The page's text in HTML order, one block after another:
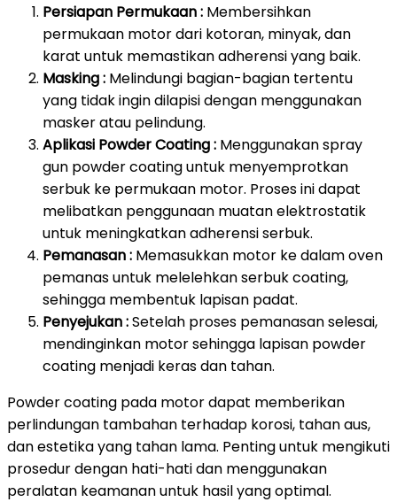
Persiapan Permukaan : Membersihkan
permukaan motor dari kotoran, minyak, dan
karat untuk memastikan adherensi yang baik.
Masking : Melindungi bagian-bagian tertentu
yang tidak ingin dilapisi dengan menggunakan
masker atau pelindung.
Aplikasi Powder Coating : Menggunakan spray
gun powder coating untuk menyemprotkan
serbuk ke permukaan motor. Proses ini dapat
melibatkan penggunaan muatan elektrostatik
untuk meningkatkan adherensi serbuk.
Pemanasan : Memasukkan motor ke dalam oven
pemanas untuk melelehkan serbuk coating,
sehingga membentuk lapisan padat.
Penyejukan :Setelah proses pemanasan selesai,
mendinginkan motor sehingga lapisan powder
coating menjadi keras dan tahan.
Powder coating pada motor dapat memberikan
perlindungan tambahan terhadap korosi, tahan aus,
dan estetika yang tahan lama. Penting untuk mengikuti
prosedur dengan hati-hati dan menggunakan
peralatan keamanan untuk hasil yang optimal.